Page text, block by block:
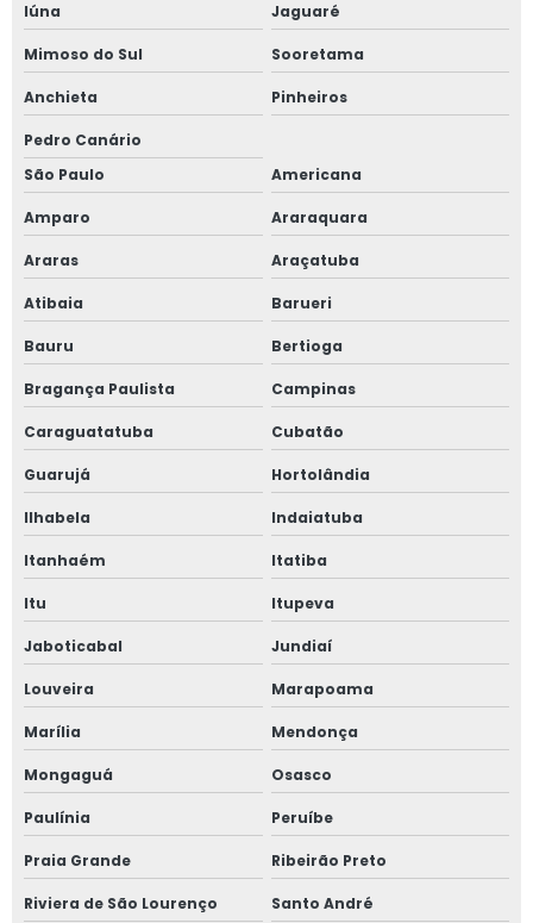
Iúna Jaguaré
Mimoso do Sul Sooretama
Anchieta Pinheiros
Pedro Canário
São Paulo
Americana
Amparo Araraquara
Araras Araçatuba
Atibaia Barueri
Bauru Bertioga
Bragança Paulista Campinas
Caraguatatuba Cubatão
Guarujá Hortolândia
Ilhabela Indaiatuba
Itanhaém Itatiba
Itu Itupeva
Jaboticabal Jundiaí
Louveira Marapoama
Marília Mendonça
Mongaguá Osasco
Paulínia Peruíbe
Praia Grande Ribeirão Preto
Riviera de São Lourenço Santo André